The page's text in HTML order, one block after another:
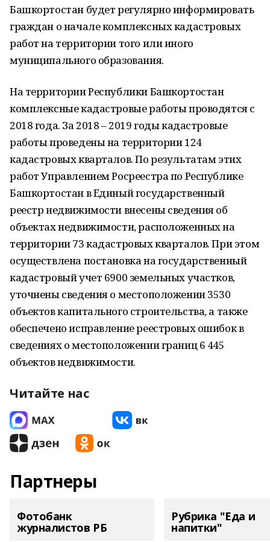
Башкортостан будет регулярно информировать
граждан о начале комплексных кадастровых
работ на территории того или иного
муниципального образования.
На территории Республики Башкортостан
комплексные кадастровые работы проводятся с
2018 года. За 2018 – 2019 годы кадастровые
работы проведены на территории 124
кадастровых кварталов. По результатам этих
работ Управлением Росреестра по Республике
Башкортостан в Единый государственный
реестр недвижимости внесены сведения об
объектах недвижимости, расположенных на
территории 73 кадастровых кварталов. При этом
осуществлена постановка на государственный
кадастровый учет 6900 земельных участков,
уточнены сведения о местоположении 3530
объектов капитального строительства, а также
обеспечено исправление реестровых ошибок в
сведениях о местоположении границ 6 445
объектов недвижимости.
Читайте нас
Партнеры
Фотобанк
журналистов РБ
Рубрика "Еда и
напитки"